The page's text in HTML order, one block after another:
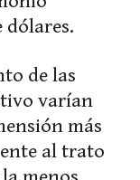
dólares.
de las
varían
más
al trato